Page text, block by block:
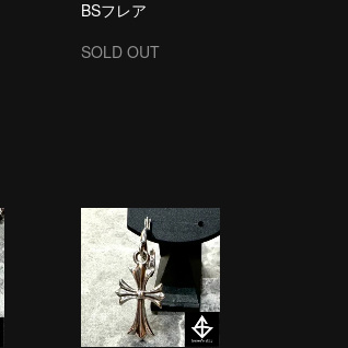
BSフレア
SOLD OUT